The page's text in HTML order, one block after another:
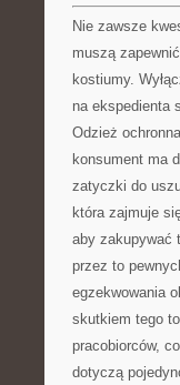
Nie zawsze
muszą
kostiumy.
na ekspedienta
Odzież
konsument ma
zatyczki do
która zajmuje
aby zakupywać
przez to
egzekwowania
skutkiem tego
pracobiorców,
dotyczą